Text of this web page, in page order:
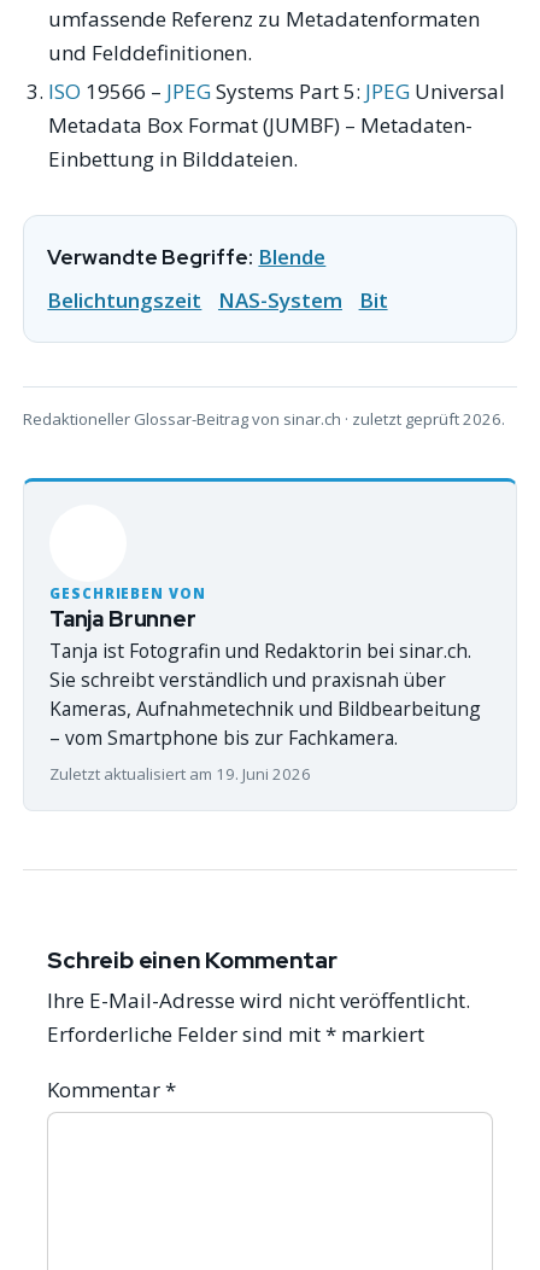
umfassende Referenz zu Metadatenformaten
und Felddefinitionen.
ISO 19566 – JPEGSystems Part 5: JPEGUniversal
Metadata Box Format (JUMBF) – Metadaten-
Einbettung in Bilddateien.
Verwandte Begriffe: Blende
Belichtungszeit
NAS-System Bit
Redaktioneller Glossar-Beitrag von sinar.ch · zuletzt geprüft 2026.
GESCHRIEBEN VON
Tanja Brunner
Tanja ist Fotografin und Redaktorin bei sinar.ch.
Sie schreibt verständlich und praxisnah über
Kameras, Aufnahmetechnik und Bildbearbeitung
– vom Smartphone bis zur Fachkamera.
Zuletzt aktualisiert am 19. Juni 2026
Schreib einen Kommentar
Ihre E-Mail-Adresse wird nicht veröffentlicht.
Erforderliche Felder sind mit* markiert
Kommentar*